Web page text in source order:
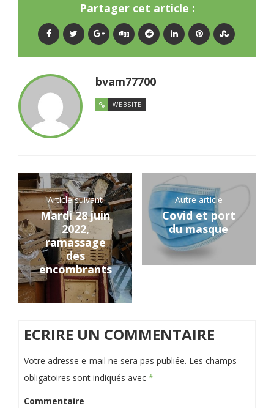
Partager cet article :
bvam77700
WEBSITE
Article suivant
Mardi 28 juin
2022,
ramassage
des
encombrants
Autre article
Covid et port
du masque
ECRIRE UN COMMENTAIRE
Votre adresse e-mail ne sera pas publiée. Les champs
obligatoires sont indiqués avec *
Commentaire